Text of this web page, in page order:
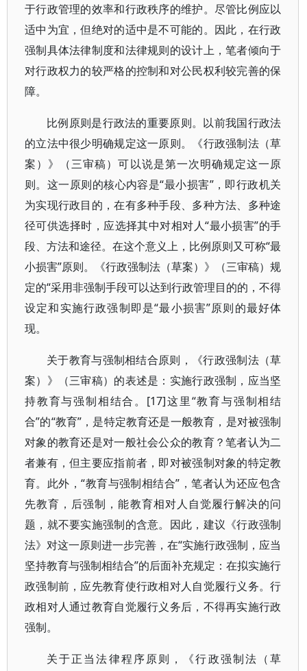
于行政管理的效率和行政秩序的维护。尽管比例应以
适中为宜，但绝对的适中是不可能的。因此，在行政
强制具体法律制度和法律规则的设计上，笔者倾向于
对行政权力的较严格的控制和对公民权利较完善的保
障。
比例原则是行政法的重要原则。以前我国行政法
的立法中很少明确规定这一原则。《行政强制法（草
案）》（三审稿）可以说是第一次明确规定这一原
则。这一原则的核心内容是“最小损害”，即行政机关
为实现行政目的，在有多种手段、多种方法、多种途
径可供选择时，应选择其中对相对人“最小损害”的手
段、方法和途径。在这个意义上，比例原则又可称“最
小损害”原则。《行政强制法（草案）》（三审稿）规
定的“采用非强制手段可以达到行政管理目的的，不得
设定和实施行政强制即是“最小损害”原则的最好体
现。
关于教育与强制相结合原则，《行政强制法（草
案）》（三审稿）的表述是：实施行政强制，应当坚
持教育与强制相结合。[17]这里“教育与强制相结
合”的“教育”，是特定教育还是一般教育，是对被强制
对象的教育还是对一般社会公众的教育？笔者认为二
者兼有，但主要应指前者，即对被强制对象的特定教
育。此外，“教育与强制相结合”，笔者认为还应包含
先教育，后强制，能教育相对人自觉履行解决的问
题，就不要实施强制的含意。因此，建议《行政强制
法》对这一原则进一步完善，在“实施行政强制，应当
坚持教育与强制相结合”的后面补充规定：在拟实施行
政强制前，应先教育使行政相对人自觉履行义务。行
政相对人通过教育自觉履行义务后，不得再实施行政
强制。
关于正当法律程序原则，《行政强制法（草